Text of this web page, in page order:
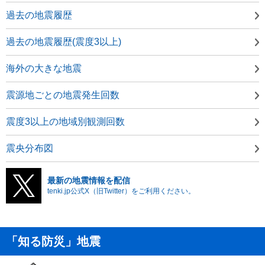
過去の地震履歴
過去の地震履歴(震度3以上)
海外の大きな地震
震源地ごとの地震発生回数
震度3以上の地域別観測回数
震央分布図
最新の地震情報を配信
tenki.jp公式X（旧Twitter）をご利用ください。
「知る防災」地震